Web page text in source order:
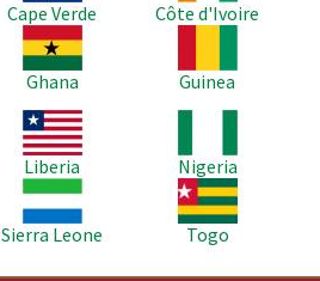
Cape Verde
Côte d'Ivoire
Image
Ghana
Guinea
Image
Liberia
Nigeria
Image
Sierra Leone
Image
Togo